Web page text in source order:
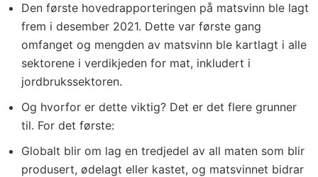
Den første hovedrapporteringen på matsvinn ble lagt
frem i desember 2021. Dette var første gang
omfanget og mengden av matsvinn ble kartlagt i alle
sektorene i verdikjeden for mat, inkludert i
jordbrukssektoren.
Og hvorfor er dette viktig? Det er det flere grunner
til. For det første:
Globalt blir om lag en tredjedel av all maten som blir
produsert, ødelagt eller kastet, og matsvinnet bidrar